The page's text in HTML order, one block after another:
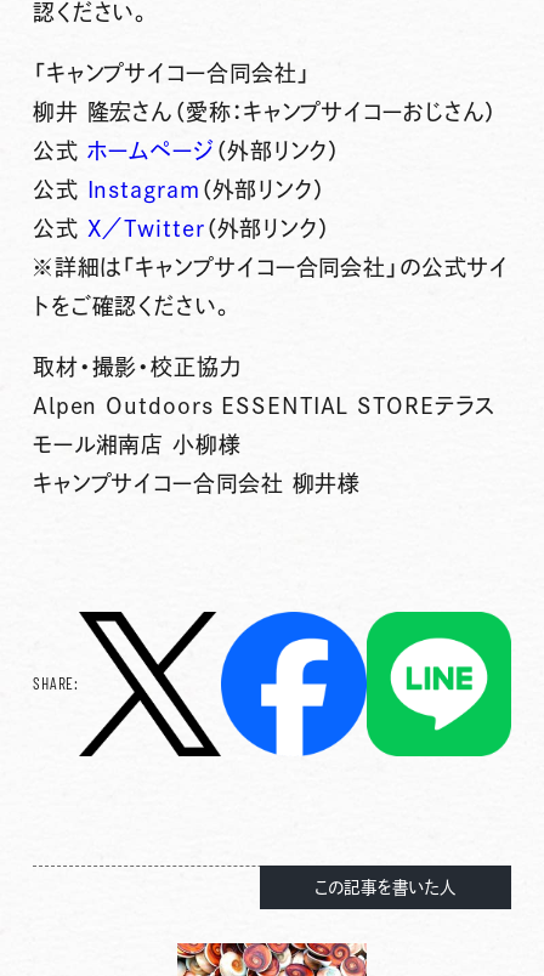
認ください。
「キャンプサイコー合同会社」
柳井 隆宏さん（愛称：キャンプサイコーおじさん）
公式 ホームページ （外部リンク）
公式
Instagram （外部リンク）
公式 X／Twitter （外部リンク）
※詳細は「キャンプサイコー合同会社」の公式サイ
トをご確認ください。
取材・撮影・校正協力
Alpen Outdoors ESSENTIAL STOREテラス
モール湘南店 小柳様
キャンプサイコー合同会社 柳井様
SHARE:
この記事を書いた人